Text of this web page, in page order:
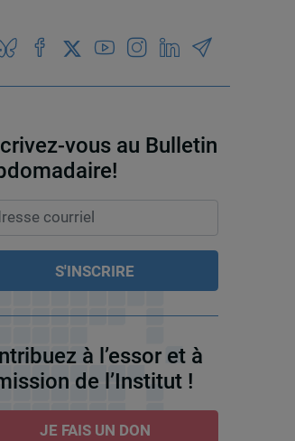
vous au Bulletin
à l’essor et à
de l’Institut !
JE FAIS UN DON